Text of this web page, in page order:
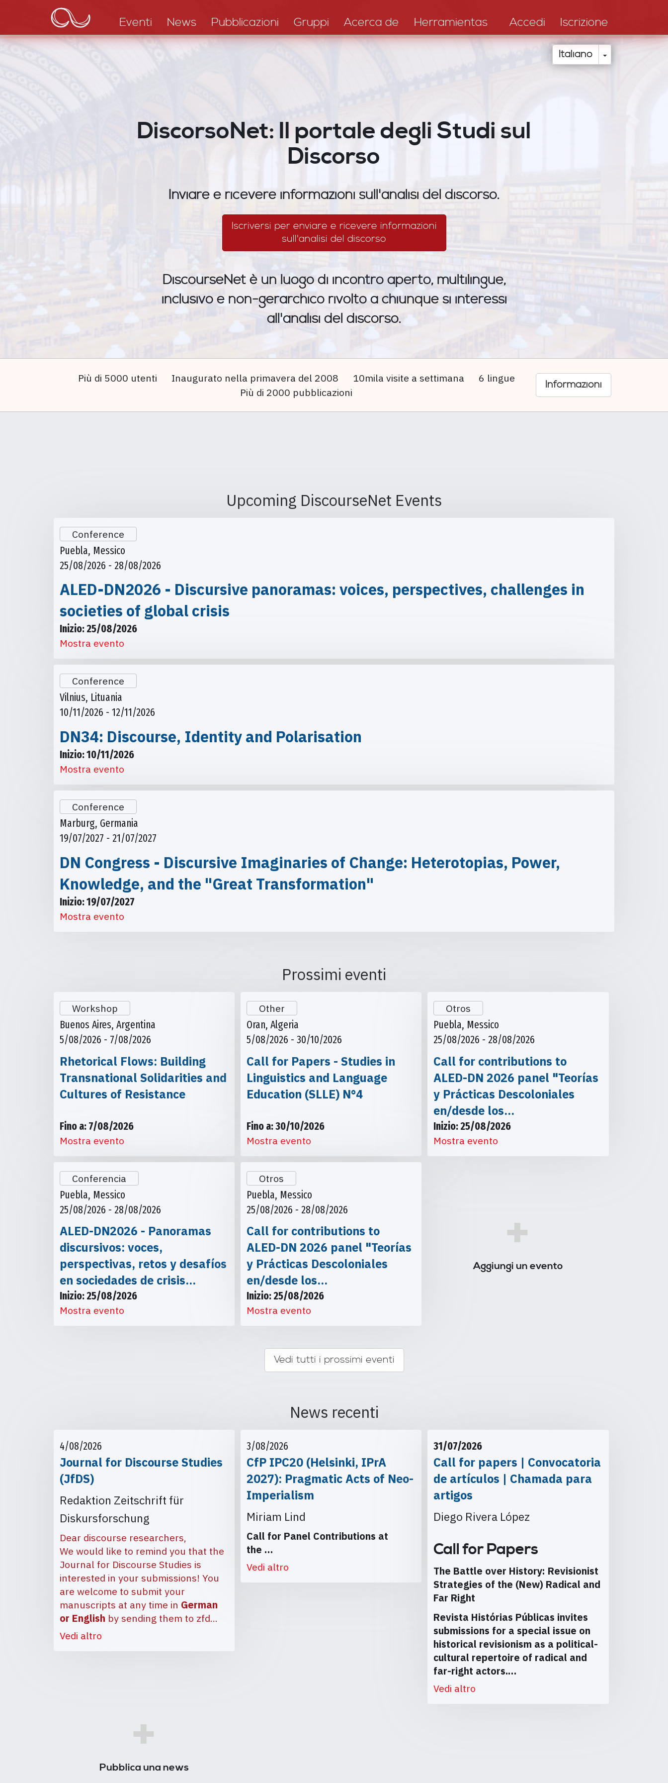
contenuto
principale
navigation
Eventi News Pubblicazioni Gruppi Acerca de Herramientas Accedi Iscrizione
Italiano Toggle
DiscorsoNet: Il portale degli Studi sul
Discorso
Inviare e ricevere informazioni sull'analisi del discorso.
Iscriversi per enviare e ricevere informazioni
sull'analisi del discorso
DiscourseNet è un luogo di incontro aperto, multilingue,
inclusivo e non-gerarchico rivolto a chiunque si interessi
all'analisi del discorso.
Più di 5000 utenti Inaugurato nella primavera del 2008 10mila visite a settimana
6 lingue
Più di 2000 pubblicazioni
Informazioni
Upcoming DiscourseNet Events
Conference
Puebla, Messico
25/08/2026 - 28/08/2026
ALED-DN2026 - Discursive panoramas: voices, perspectives, challenges in
societies of global crisis
Inizio: 25/08/2026
Mostra evento
Conference
Vilnius, Lituania
10/11/2026 - 12/11/2026
DN34: Discourse, Identity and Polarisation
Inizio: 10/11/2026
Mostra evento
Conference
Marburg, Germania
19/07/2027 - 21/07/2027
DN Congress - Discursive Imaginaries of Change: Heterotopias, Power,
Knowledge, and the "Great Transformation"
Inizio: 19/07/2027
Mostra evento
Prossimi eventi
Workshop
Buenos Aires, Argentina
5/08/2026 - 7/08/2026
Rhetorical Flows: Building
Transnational Solidarities and
Cultures of Resistance
Fino a: 7/08/2026
Mostra evento
Other
Oran, Algeria
5/08/2026 - 30/10/2026
Call for Papers - Studies in
Linguistics and Language
Education (SLLE) N°4
Fino a: 30/10/2026
Mostra evento
Otros
Puebla, Messico
25/08/2026 - 28/08/2026
Call for contributions to
ALED-DN 2026 panel "Teorías
y Prácticas Descoloniales
en/desde los…
Inizio: 25/08/2026
Mostra evento
Conferencia
Puebla, Messico
25/08/2026 - 28/08/2026
ALED-DN2026 - Panoramas
discursivos: voces,
perspectivas, retos y desafíos
en sociedades de crisis…
Inizio: 25/08/2026
Mostra evento
Otros
Puebla, Messico
25/08/2026 - 28/08/2026
Call for contributions to
ALED-DN 2026 panel "Teorías
y Prácticas Descoloniales
en/desde los…
Inizio: 25/08/2026
Mostra evento
+
Aggiungi un evento
Vedi tutti i prossimi eventi
News recenti
4/08/2026
Journal for Discourse Studies
(JfDS)
Redaktion Zeitschrift für
Diskursforschung
Dear discourse researchers,
We would like to remind you that the
Journal for Discourse Studies is
interested in your submissions! You
are welcome to submit your
manuscripts at any time in German
or English by sending them to zfd…
Vedi altro
3/08/2026
CfP IPC20 (Helsinki, IPrA
2027): Pragmatic Acts of Neo-
Imperialism
Miriam Lind
Call for Panel Contributions at
the …
Vedi altro
31/07/2026
Call for papers | Convocatoria
de artículos | Chamada para
artigos
Diego Rivera López
Call for Papers
The Battle over History: Revisionist
Strategies of the (New) Radical and
Far Right
Revista Histórias Públicas invites
submissions for a special issue on
historical revisionism as a political-
cultural repertoire of radical and
far-right actors.…
Vedi altro
+
Pubblica una news